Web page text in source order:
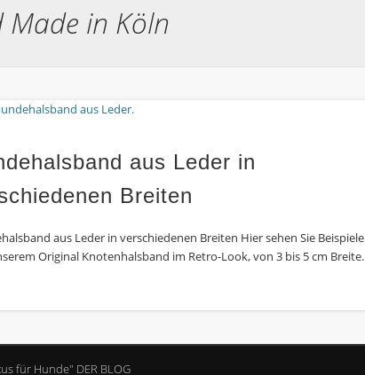
Made in Köln
aus Leder in
Breiten
aus Leder in verschiedenen Breiten Hier sehen Sie Beispiele
Original Knotenhalsband im Retro-Look, von 3 bis 5 cm Breite.
für Hunde" DER BLOG